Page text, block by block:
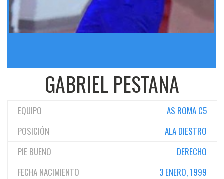
GABRIEL PESTANA
EQUIPO
AS ROMA C5
POSICIÓN
ALA DIESTRO
PIE BUENO
DERECHO
FECHA NACIMIENTO
3 ENERO, 1999